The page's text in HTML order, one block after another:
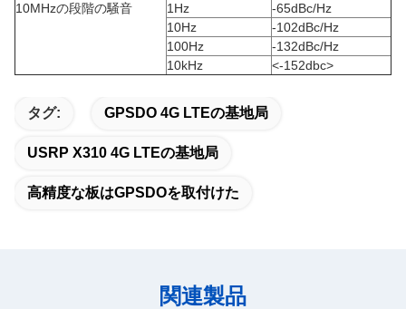
10MHzの段階の騒音
1Hz
-65dBc/Hz
10Hz
-102dBc/Hz
100Hz
-132dBc/Hz
10kHz
<-152dbc>
タグ: GPSDO 4G LTEの基地局
USRP X310 4G LTEの基地局
高精度な板はGPSDOを取付けた
関連製品